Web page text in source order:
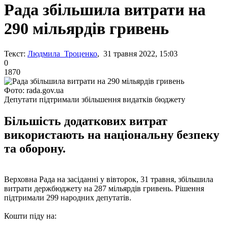
Рада збільшила витрати на
290 мільярдів гривень
Текст: Людмила Троценко, 31 травня 2022, 15:03
0
1870
Фото: rada.gov.ua
Депутати підтримали збільшення видатків бюджету
Більшість додаткових витрат
використають на національну безпеку
та оборону.
Верховна Рада на засіданні у вівторок, 31 травня, збільшила
витрати держбюджету на 287 мільярдів гривень. Рішення
підтримали 299 народних депутатів.
Кошти піду на: